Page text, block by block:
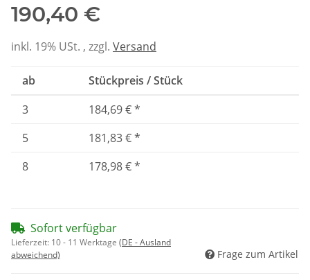
190,40 €
inkl. 19% USt. , zzgl. Versand
ab
Stückpreis / Stück
3
184,69 €*
5
181,83 €*
8
178,98 €*
Sofort verfügbar
Lieferzeit: 10 - 11 Werktage (DE - Ausland
abweichend)
Frage zum Artikel